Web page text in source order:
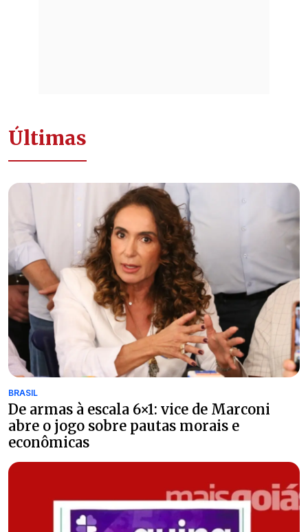
Últimas
BRASIL
De armas à escala 6×1: vice de Marconi
abre o jogo sobre pautas morais e
econômicas